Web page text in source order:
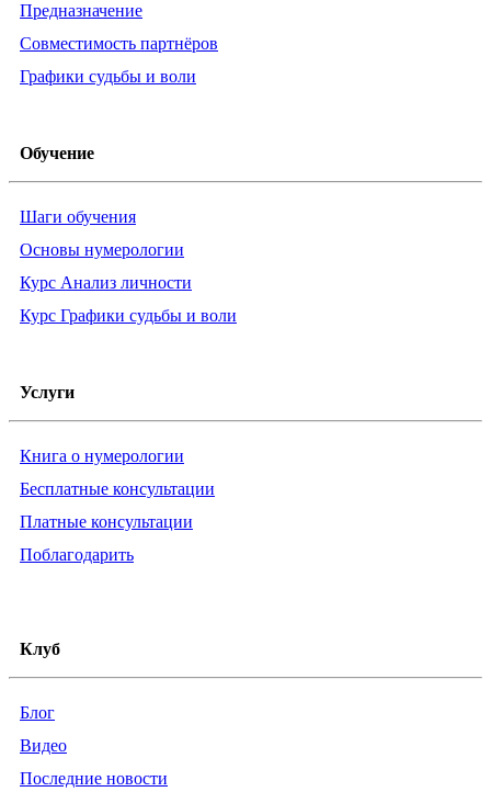
Предназначение
Совместимость партнёров
Графики судьбы и воли
Обучение
Шаги обучения
Основы нумерологии
Курс Анализ личности
Курс Графики судьбы и воли
Услуги
Книга о нумерологии
Бесплатные консультации
Платные консультации
Поблагодарить
Клуб
Блог
Видео
Последние новости